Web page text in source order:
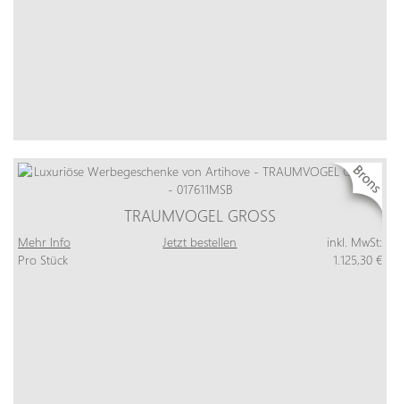
TRAUMVOGEL GROSS
Mehr Info Jetzt bestellen
inkl. MwSt:
Pro Stück
1.125,30 €